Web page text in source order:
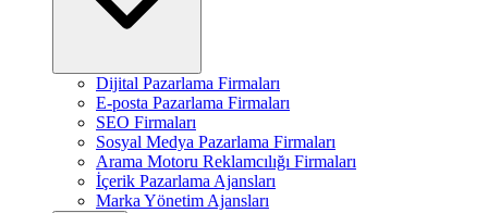
Dijital Pazarlama Firmaları
E-posta Pazarlama Firmaları
SEO Firmaları
Sosyal Medya Pazarlama Firmaları
Arama Motoru Reklamcılığı Firmaları
İçerik Pazarlama Ajansları
Marka Yönetim Ajansları